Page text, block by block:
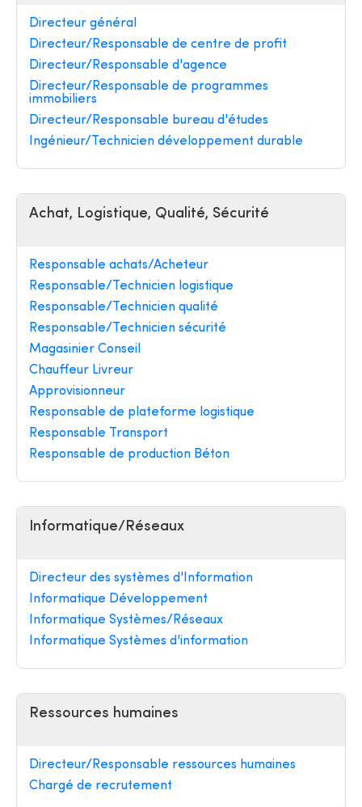
Directeur général
Directeur/Responsable de centre de profit
Directeur/Responsable d'agence
Directeur/Responsable de programmes
immobiliers
Directeur/Responsable bureau d'études
Ingénieur/Technicien développement durable
Achat, Logistique, Qualité, Sécurité
Responsable achats/Acheteur
Responsable/Technicien logistique
Responsable/Technicien qualité
Responsable/Technicien sécurité
Magasinier Conseil
Chauffeur Livreur
Approvisionneur
Responsable de plateforme logistique
Responsable Transport
Responsable de production Béton
Informatique/Réseaux
Directeur des systèmes d'Information
Informatique Développement
Informatique Systèmes/Réseaux
Informatique Systèmes d'information
Ressources humaines
Directeur/Responsable ressources humaines
Chargé de recrutement